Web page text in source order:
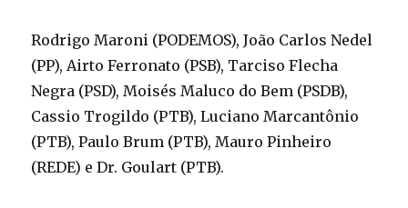
Rodrigo Maroni (PODEMOS), João Carlos Nedel
(PP), Airto Ferronato (PSB), Tarciso Flecha
Negra (PSD), Moisés Maluco do Bem (PSDB),
Cassio Trogildo (PTB), Luciano Marcantônio
(PTB), Paulo Brum (PTB), Mauro Pinheiro
(REDE) e Dr. Goulart (PTB).